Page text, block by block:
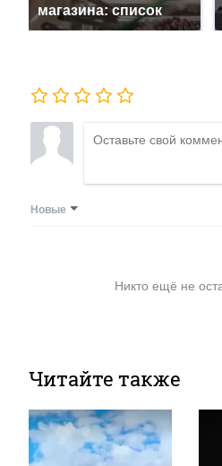
магазина: список
Новые
Никто ещё не
Читайте также